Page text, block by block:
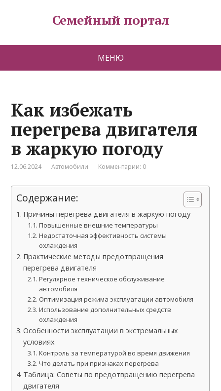
Семейный портал
МЕНЮ
Как избежать
перегрева двигателя
в жаркую погоду
12.06.2024 Автомобили Комментарии: 0
Содержание:
Причины перегрева двигателя в жаркую погоду
Повышенные внешние температуры
Недостаточная эффективность системы
охлаждения
Практические методы предотвращения
перегрева двигателя
Регулярное техническое обслуживание
автомобиля
Оптимизация режима эксплуатации автомобиля
Использование дополнительных средств
охлаждения
Особенности эксплуатации в экстремальных
условиях
Контроль за температурой во время движения
Что делать при признаках перегрева
Таблица: Советы по предотвращению перегрева
двигателя